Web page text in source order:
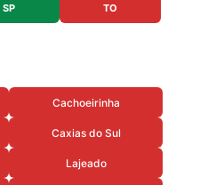
SP TO
Cachoeirinha
Caxias do Sul
Lajeado